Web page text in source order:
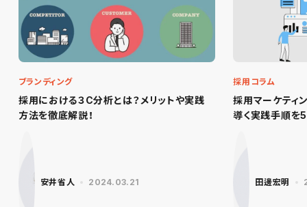
採用における３C分析とは？メリットや実践
方法を徹底解説！
ブランディング
安井省人 2024.03.21
採用マーケティ
導く実践手順を
採用コラム
田邊宏明